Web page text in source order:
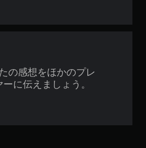
の感想をほかのプレ
ーに伝えましょう。